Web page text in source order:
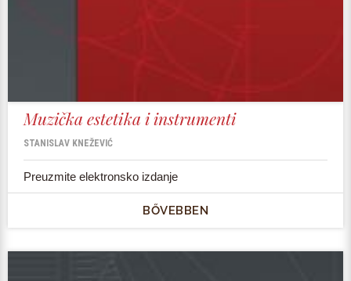
Muzička estetika i instrumenti
STANISLAV KNEŽEVIĆ
Preuzmite elektronsko izdanje
BŐVEBBEN